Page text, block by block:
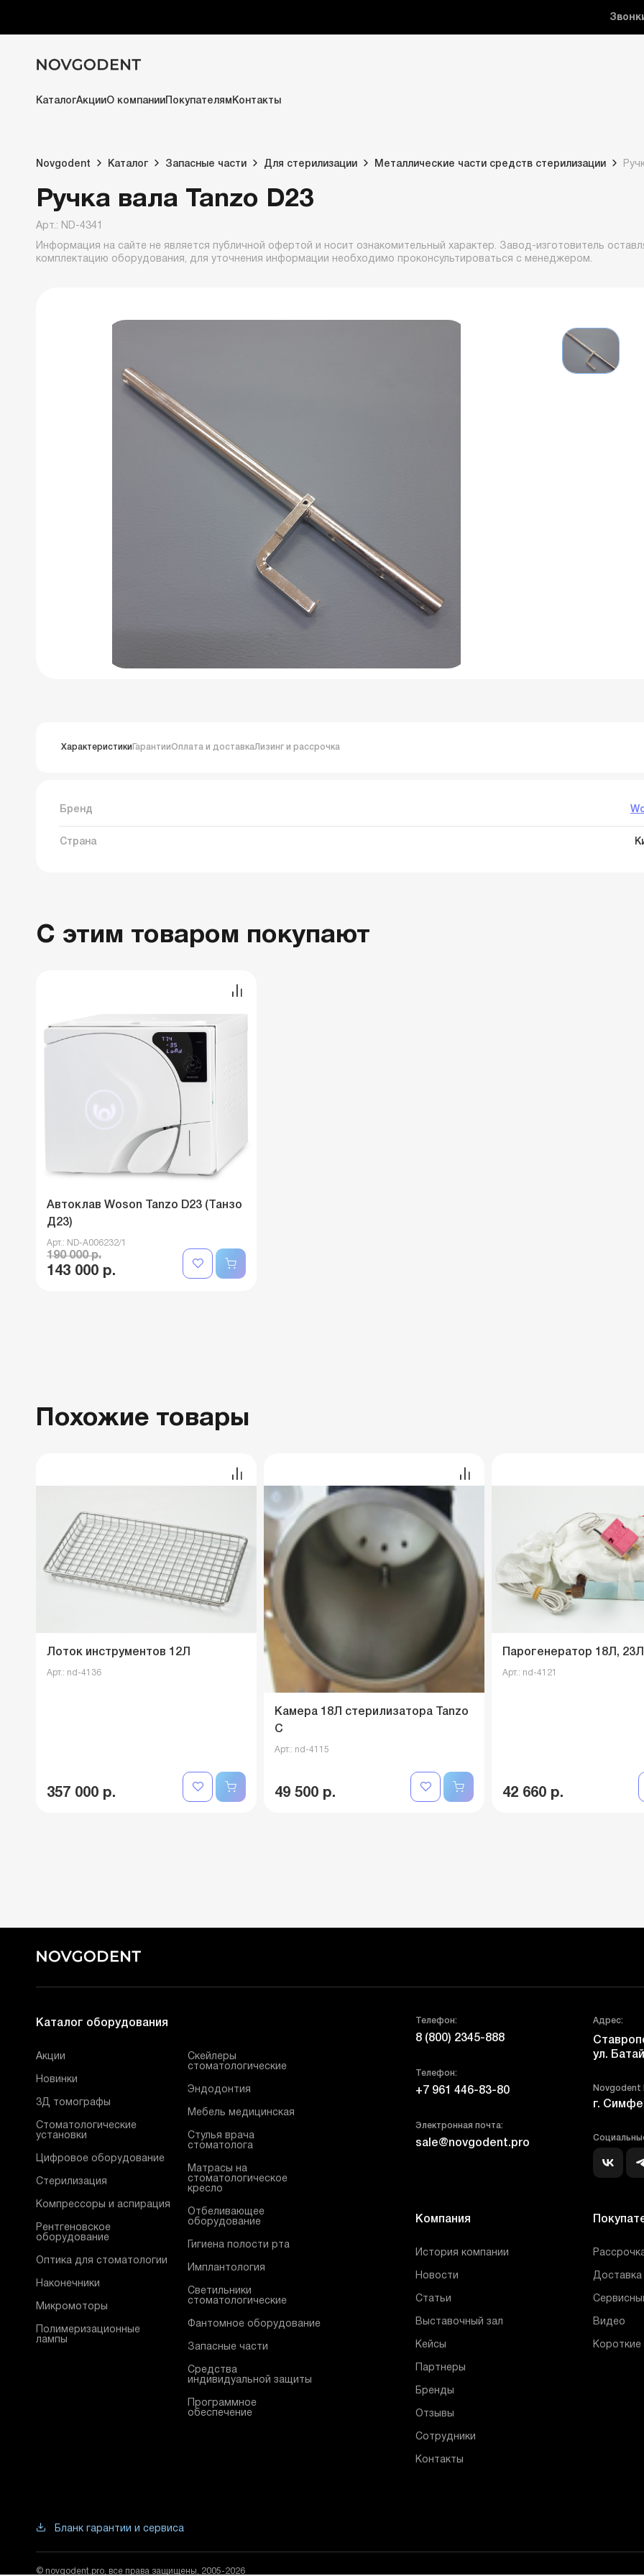
КаталогАкцииО компании Покупателям Контакты
Novgodent Каталог Запасные части Для стерилизации Металлические части средств стерилизации
Ручка вала Tanzo D23
Арт.: ND-4341
Информация на сайте не является публичной офертой и носит ознакомительный характер. Завод-изготовитель
комплектацию оборудования, для уточнения информации необходимо проконсультироваться с менеджером.
Характеристики ГарантииОплата и доставкаЛизинг и рассрочка
Бренд
Страна
С этим товаром покупают
Автоклав Woson Tanzo D23 (Танзо
Д23)
Арт.: ND-A006232/1
190 000 р.
143 000 р.
Похожие товары
Лоток инструментов 12Л
Арт.: nd-4136
357 000 р.
Камера 18Л стерилизатора Tanzo
C
Арт.: nd-4115
49 500 р.
Парогенератор 18Л, 23Л
Арт.: nd-4121
42 660 р.
Телефон:
8 (800) 2345-888
Телефон:
+7 961 446-83-80
Электронная почта:
sale@novgodent.pro
Адрес:
ул.
Novgodent
г.
Компания
История компании
Новости
Статьи
Выставочный зал
Кейсы
Партнеры
Бренды
Отзывы
Сотрудники
Контакты
Доставка
Видео
Каталог оборудования
Акции
Новинки
3Д томографы
Стоматологические
установки
Цифровое оборудование
Стерилизация
Компрессоры и аспирация
Рентгеновское
оборудование
Оптика для стоматологии
Наконечники
Микромоторы
Полимеризационные
лампы
Скейлеры
стоматологические
Эндодонтия
Мебель медицинская
Стулья врача
стоматолога
Матрасы на
стоматологическое
кресло
Отбеливающее
оборудование
Гигиена полости рта
Имплантология
Светильники
стоматологические
Фантомное оборудование
Запасные части
Средства
индивидуальной защиты
Программное
обеспечение
Бланк гарантии и сервиса
© novgodent.pro, все права защищены, 2005-2026